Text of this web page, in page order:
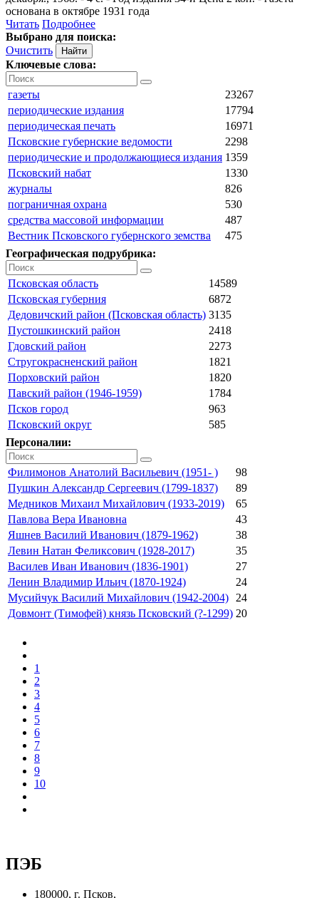
основана в октябре 1931 года
Читать Подробнее
Выбрано для поиска:
Очистить
Ключевые слова:
газеты
23267
периодические издания
17794
периодическая печать
16971
Псковские губернские ведомости
2298
периодические и продолжающиеся издания 1359
Псковский набат
1330
журналы
826
пограничная охрана
530
средства массовой информации
487
Вестник Псковского губернского земства
475
Географическая подрубрика:
Псковская область
14589
Псковская губерния
6872
Дедовичский район (Псковская область) 3135
Пустошкинский район
2418
Гдовский район
2273
Стругокрасненский район
1821
Порховский район
1820
Павский район (1946-1959)
1784
Псков город
963
Псковский округ
585
Персоналии:
Филимонов Анатолий Васильевич (1951- )
98
Пушкин Александр Сергеевич (1799-1837)
89
Медников Михаил Михайлович (1933-2019)
65
Павлова Вера Ивановна
43
Яшнев Василий Иванович (1879-1962)
38
Левин Натан Феликсович (1928-2017)
35
Василев Иван Иванович (1836-1901)
27
Ленин Владимир Ильич (1870-1924)
24
Мусийчук Василий Михайлович (1942-2004)
24
Довмонт (Тимофей) князь Псковский (?-1299) 20
1
2
3
4
5
6
7
8
9
10
ПЭБ
180000, г. Псков,